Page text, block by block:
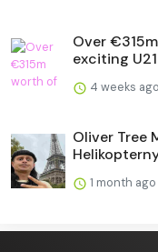
Over
exciting
4 weeks ago
Oliver Tree
1 month ago